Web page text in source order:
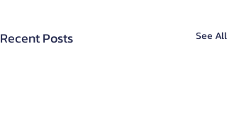
Recent Posts See All